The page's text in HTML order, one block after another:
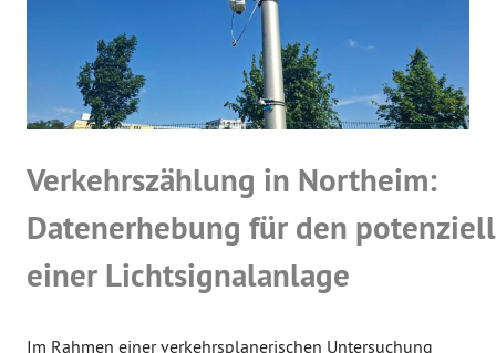
Verkehrszählung in Northeim:
Datenerhebung für den
einer Lichtsignalanlage
Im Rahmen einer verkehrsplanerischen Untersuchung